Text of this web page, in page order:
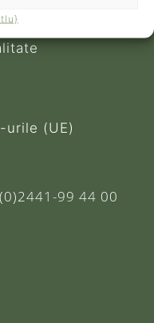
urile (UE)
99 44 00